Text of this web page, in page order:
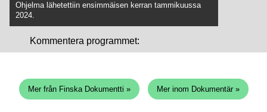
Ohjelma lähetettiin ensimmäisen kerran tammikuussa
2024.
Kommentera programmet:
Mer från Finska Dokumentti » Mer inom Dokumentär »